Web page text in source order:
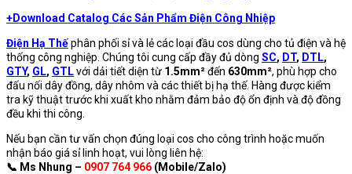
+Download Catalog Các Sản Phẩm Điện Công Nhiệp
Điện Hạ Thếphân phối sỉ và lẻ các loại đầu cos dùng cho tủ điện và hệ
thống công nghiệp. Chúng tôi cung cấp đầy đủ dòng SC, DT, DTL,
GTY, GL, GTLvới dải tiết diện từ 1.5mm²đến 630mm², phù hợp cho
đấu nối dây đồng, dây nhôm và các thiết bị hạ thế. Hàng được kiểm
tra kỹ thuật trước khi xuất kho nhằm đảm bảo độ ổn định và độ đồng
đều khi thi công.
Nếu bạn cần tư vấn chọn đúng loại cos cho công trình hoặc muốn
nhận báo giá sỉ linh hoạt, vui lòng liên hệ:
📞 Ms Nhung – 0907 764 966 (Mobile/Zalo)